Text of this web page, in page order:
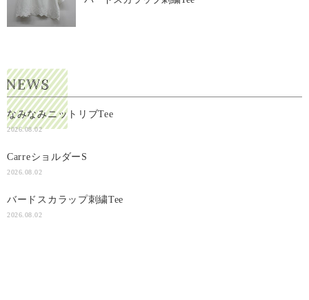
なみなみニットリブTee
2026.08.02
CarreショルダーS
2026.08.02
バードスカラップ刺繍Tee
2026.08.02